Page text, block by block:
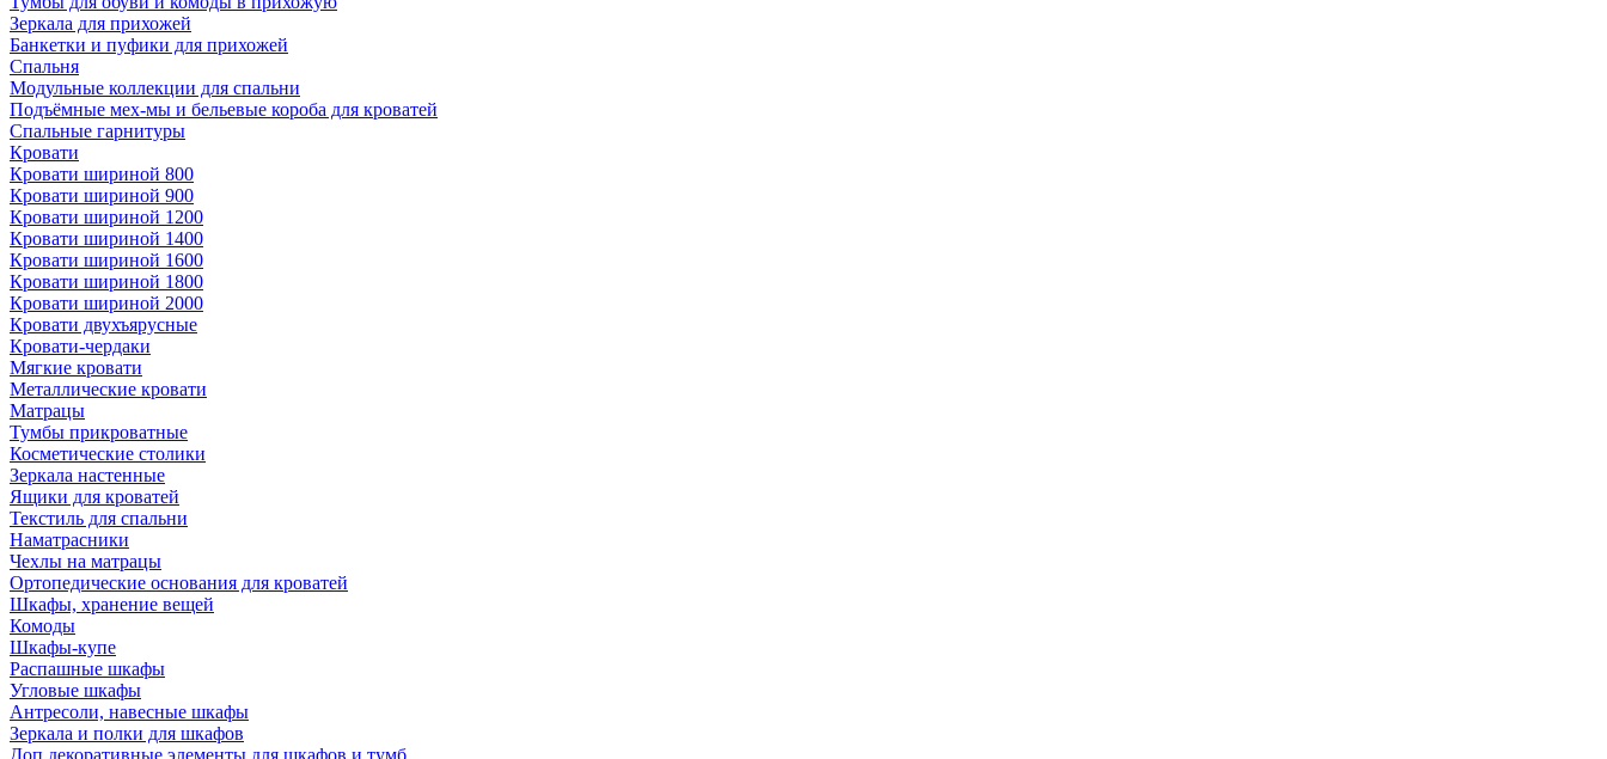
Зеркала для прихожей
Банкетки и пуфики для прихожей
Спальня
Модульные коллекции для спальни
Подъёмные мех-мы и бельевые короба для кроватей
Спальные гарнитуры
Кровати
Кровати шириной 800
Кровати шириной 900
Кровати шириной 1200
Кровати шириной 1400
Кровати шириной 1600
Кровати шириной 1800
Кровати шириной 2000
Кровати двухъярусные
Кровати-чердаки
Мягкие кровати
Металлические кровати
Матрацы
Тумбы прикроватные
Косметические столики
Зеркала настенные
Ящики для кроватей
Текстиль для спальни
Наматрасники
Чехлы на матрацы
Ортопедические основания для кроватей
Шкафы, хранение вещей
Комоды
Шкафы-купе
Распашные шкафы
Угловые шкафы
Антресоли, навесные шкафы
Зеркала и полки для шкафов
Доп.декоративные элементы для шкафов и тумб